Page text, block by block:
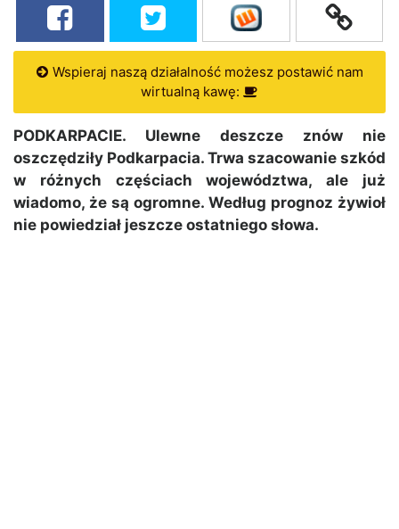
Wspieraj naszą działalność możesz postawić nam
wirtualną kawę:
PODKARPACIE. Ulewne deszcze znów nie
oszczędziły Podkarpacia. Trwa szacowanie szkód
w różnych częściach województwa, ale już
wiadomo, że są ogromne. Według prognoz żywioł
nie powiedział jeszcze ostatniego słowa.